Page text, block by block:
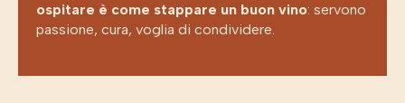
NOVITÀ ED ESPERIENZE
PRENOTA
ospitare è come stappare un buon vino: servono
passione, cura, voglia di condividere.